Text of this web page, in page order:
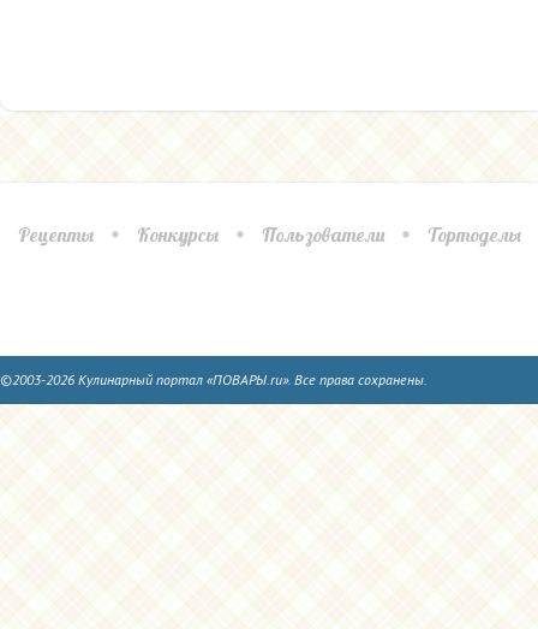
Рецепты Конкурсы Пользователи Тортоделы
©2003-2026 Кулинарный портал «ПОВАРЫ.ru». Все права сохранены.